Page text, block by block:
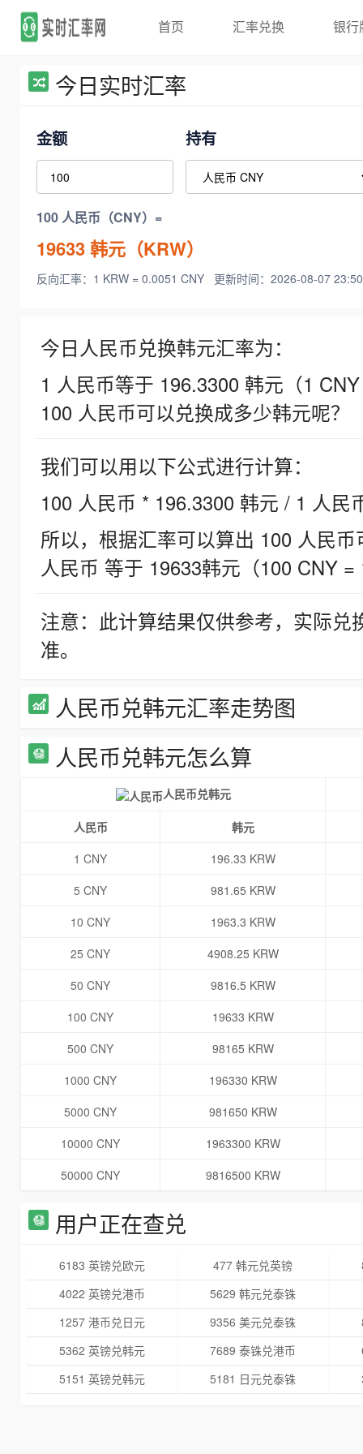
首页 汇率兑换 银行
今日实时汇率
金额 持有
100 人民币（CNY）=
19633韩元（KRW）
反向汇率：1 KRW = 0.0051 CNY 更新时间：2026-08-07
今日人民币兑换韩元汇率为：
1 人民币等于 196.3300 韩元（1
100 人民币可以兑换成多少韩元呢？
我们可以用以下公式进行计算：
100 人民币 * 196.3300 韩元 / 1 人民
所以，根据汇率可以算出 100 人民
人民币 等于 19633韩元（100 CNY =
注意：此计算结果仅供参考，实际
准。
人民币兑韩元汇率走势图
人民币兑韩元怎么算
人民币兑韩元
人民币
韩元
1 CNY
196.33 KRW
5 CNY
981.65 KRW
10 CNY
1963.3 KRW
25 CNY
4908.25 KRW
50 CNY
9816.5 KRW
100 CNY
19633 KRW
500 CNY
98165 KRW
1000 CNY
196330 KRW
5000 CNY
981650 KRW
10000 CNY
1963300 KRW
50000 CNY
9816500 KRW
用户正在查兑
6183 英镑兑欧元 477 韩元兑英镑
4022 英镑兑港币
5629 韩元兑泰铢
1257 港币兑日元
9356 美元兑泰铢
5362 英镑兑韩元
7689 泰铢兑港币
5151 英镑兑韩元
5181 日元兑泰铢